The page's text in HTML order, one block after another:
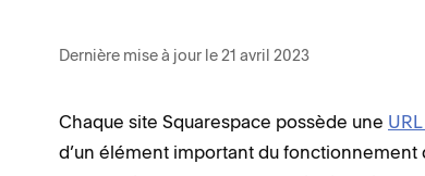
Dernière mise à jour le 21 avril 2023
Chaque site Squarespace possède une
d’un élément important du